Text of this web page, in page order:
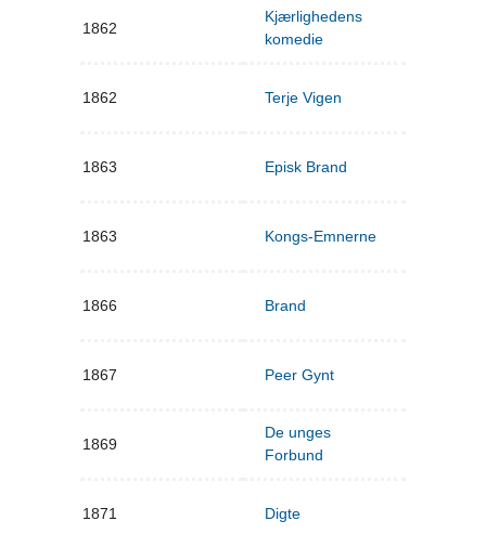
1862
Kjærlighedens
komedie
1862 Terje Vigen
1863 Episk Brand
1863 Kongs-Emnerne
1866 Brand
1867 Peer Gynt
1869
De unges
Forbund
1871 Digte